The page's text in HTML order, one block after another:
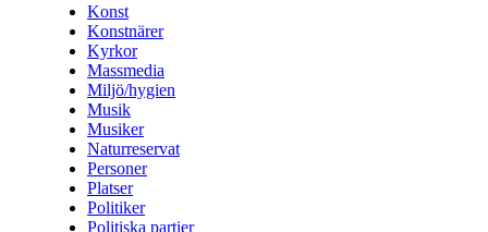
Konst
Konstnärer
Kyrkor
Massmedia
Miljö/hygien
Musik
Musiker
Naturreservat
Personer
Platser
Politiker
Politiska partier